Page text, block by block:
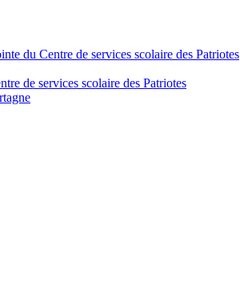
du Centre de services scolaire des Patriotes
de services scolaire des Patriotes